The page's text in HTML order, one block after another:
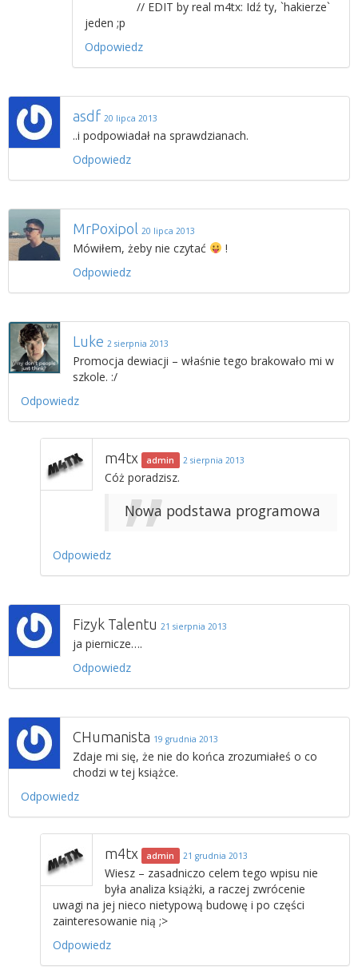
// EDIT by real m4tx: Idź ty, `hakierze`
jeden ;p
Odpowiedz
asdf 20 lipca 2013
..i podpowiadał na sprawdzianach.
Odpowiedz
MrPoxipol 20 lipca 2013
Mówiłem, żeby nie czytać
!
Odpowiedz
Luke 2 sierpnia 2013
Promocja dewiacji – właśnie tego brakowało mi w
szkole. :/
Odpowiedz
m4tx admin 2 sierpnia 2013
Cóż poradzisz.
Nowa podstawa programowa
Odpowiedz
Fizyk Talentu 21 sierpnia 2013
ja piernicze….
Odpowiedz
CHumanista 19 grudnia 2013
Zdaje mi się, że nie do końca zrozumiałeś o co
chodzi w tej książce.
Odpowiedz
m4tx admin 21 grudnia 2013
Wiesz – zasadniczo celem tego wpisu nie
była analiza książki, a raczej zwrócenie
uwagi na jej nieco nietypową budowę i po części
zainteresowanie nią ;>
Odpowiedz